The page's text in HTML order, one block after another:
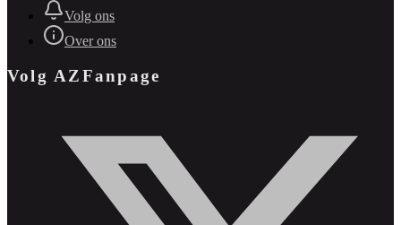
Volg ons
Over ons
Volg AZFanpage